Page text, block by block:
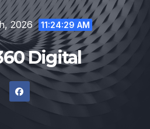
2026 11:24:31 AM
Digital